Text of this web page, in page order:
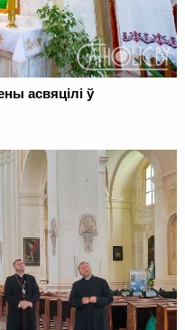
асвяцілі ў